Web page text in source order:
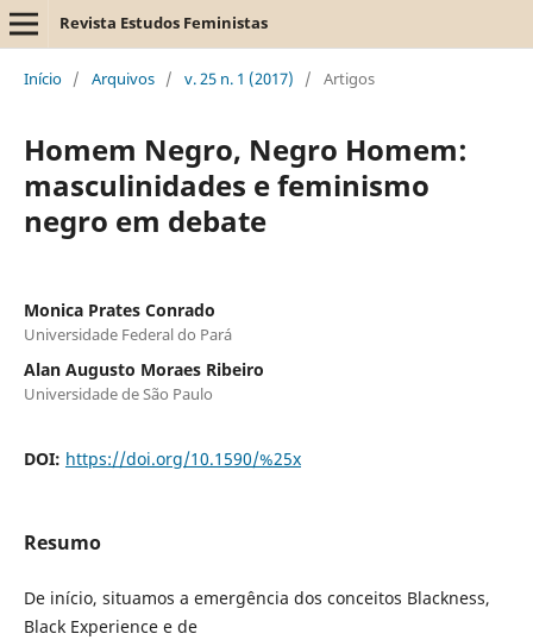
Revista Estudos Feministas
Início / Arquivos / v. 25 n. 1 (2017) / Artigos
Homem Negro, Negro Homem:
masculinidades e feminismo
negro em debate
Monica Prates Conrado
Universidade Federal do Pará
Alan Augusto Moraes Ribeiro
Universidade de São Paulo
DOI: https://doi.org/10.1590/%25x
Resumo
De início, situamos a emergência dos conceitos Blackness,
Black Experience e de